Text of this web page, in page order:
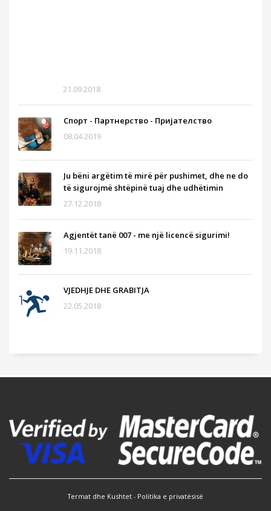
21.09.2018
Спорт - Партнерство - Пријателство
08.04.2019
Ju bëni argëtim të mirë për pushimet, dhe ne do
të sigurojmë shtëpinë tuaj dhe udhëtimin
27.12.2018
Agjentët tanë 007 - me një licencë sigurimi!
19.11.2018
VJEDHJE DHE GRABITJA
22.05.2018
Termat dhe Kushtet - Politika e privatësisë